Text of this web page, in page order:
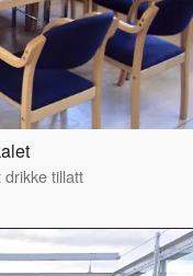
drikke tillatt